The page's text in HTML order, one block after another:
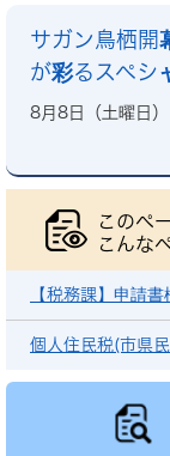
サガン鳥栖
が彩るスペシ
8月8日（土曜日
このペ
こんな
【税務課】申請
個人住民税(市県